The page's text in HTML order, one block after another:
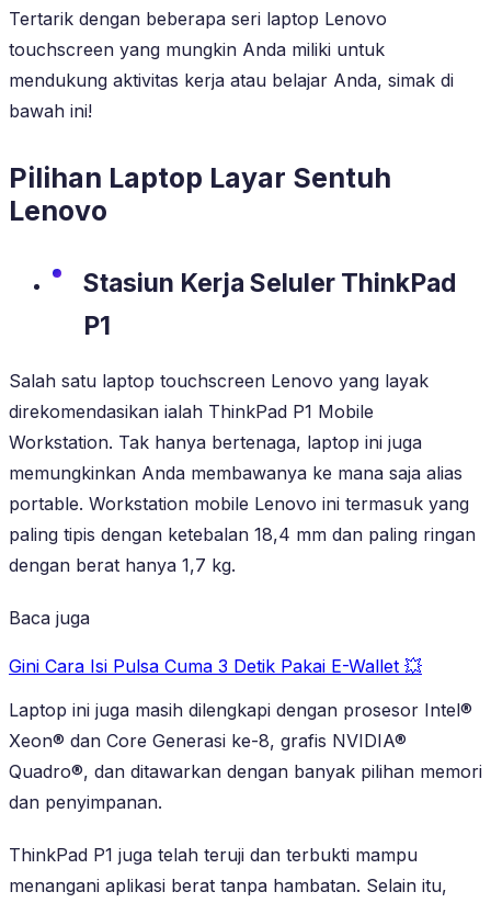
Tertarik dengan beberapa seri laptop Lenovo
touchscreen yang mungkin Anda miliki untuk
mendukung aktivitas kerja atau belajar Anda, simak di
bawah ini!
Pilihan Laptop Layar Sentuh
Lenovo
Stasiun Kerja Seluler ThinkPad
P1
Salah satu laptop touchscreen Lenovo yang layak
direkomendasikan ialah ThinkPad P1 Mobile
Workstation. Tak hanya bertenaga, laptop ini juga
memungkinkan Anda membawanya ke mana saja alias
portable. Workstation mobile Lenovo ini termasuk yang
paling tipis dengan ketebalan 18,4 mm dan paling ringan
dengan berat hanya 1,7 kg.
Baca juga
Gini Cara Isi Pulsa Cuma 3 Detik Pakai E-Wallet 💥
Laptop ini juga masih dilengkapi dengan prosesor Intel®
Xeon® dan Core Generasi ke-8, grafis NVIDIA®
Quadro®, dan ditawarkan dengan banyak pilihan memori
dan penyimpanan.
ThinkPad P1 juga telah teruji dan terbukti mampu
menangani aplikasi berat tanpa hambatan. Selain itu,